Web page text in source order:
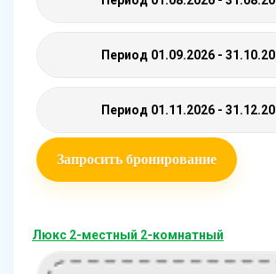
Период 01.09.2026 -
Период 01.11.2026 -
Запросить бронирование
Люкс 2-местный 2-комнатный